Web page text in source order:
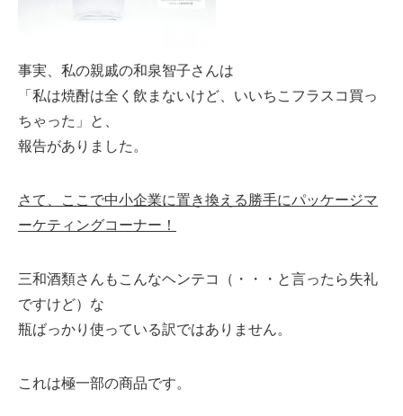
事実、私の親戚の和泉智子さんは
「私は焼酎は全く飲まないけど、いいちこフラスコ買っ
ちゃった」と、
報告がありました。
さて、ここで中小企業に置き換える勝手にパッケージマ
ーケティングコーナー！
三和酒類さんもこんなヘンテコ（・・・と言ったら失礼
ですけど）な
瓶ばっかり使っている訳ではありません。
これは極一部の商品です。